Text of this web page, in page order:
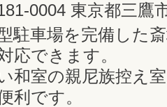
0004 東京都三鷹
駐車場を完備した
応できます。
和室の親尼族控え
利です。